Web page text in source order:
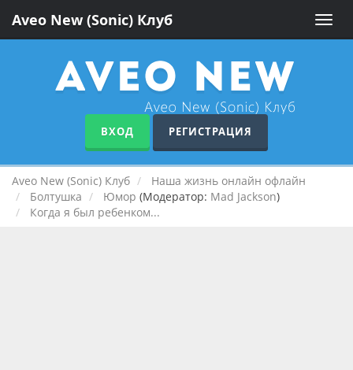
Toggle
Aveo New (Sonic) Клуб
ВХОД РЕГИСТРАЦИЯ
Aveo New (Sonic) Клуб
Наша жизнь онлайн офлайн
Болтушка
Юмор (Модератор: Mad Jackson)
Когда я был ребенком...